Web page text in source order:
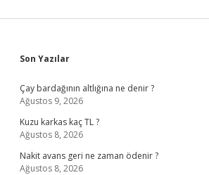
Sidebar
Son Yazılar
Çay bardağının altlığına ne denir ?
Ağustos 9, 2026
Kuzu karkas kaç TL ?
Ağustos 8, 2026
Nakit avans geri ne zaman ödenir ?
Ağustos 8, 2026